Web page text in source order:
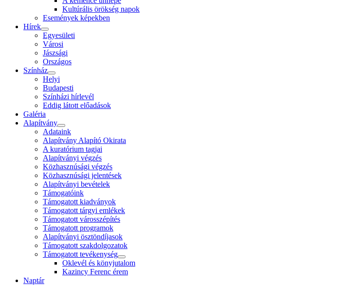
Kultúrális örökség napok
Események képekben
Hírek
Egyesületi
Városi
Jászsági
Országos
Színház
Helyi
Budapesti
Színházi hírlevél
Eddig látott előadások
Galéria
Alapítvány
Adataink
Alapítvány Alapító Okirata
A kuratórium tagjai
Alapítványi végzés
Közhasznúsági végzés
Közhasznúsági jelentések
Alapítványi bevételek
Támogatóink
Támogatott kiadványok
Támogatott tárgyi emlékek
Támogatott városszépítés
Támogatott programok
Alapítványi ösztöndíjasok
Támogatott szakdolgozatok
Támogatott tevékenység
Oklevél és könyjutalom
Kazincy Ferenc érem
Naptár